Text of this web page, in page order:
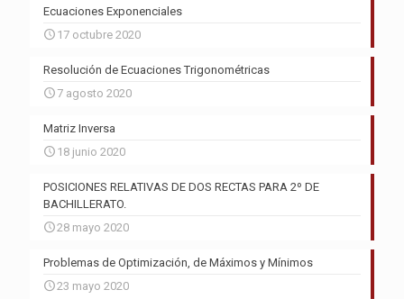
Ecuaciones Exponenciales
17 octubre 2020
Resolución de Ecuaciones Trigonométricas
7 agosto 2020
Matriz Inversa
18 junio 2020
POSICIONES RELATIVAS DE DOS RECTAS PARA 2º DE
BACHILLERATO.
28 mayo 2020
Problemas de Optimización, de Máximos y Mínimos
23 mayo 2020